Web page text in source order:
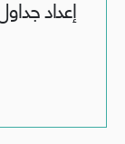
إعداد